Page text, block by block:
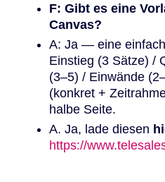
F: Gibt es eine
Canvas?
A: Ja — eine
Einstieg (3 Sätze) /
(3–5) / Einwände
(konkret +
halbe Seite.
A. Ja, lade diesen
https://